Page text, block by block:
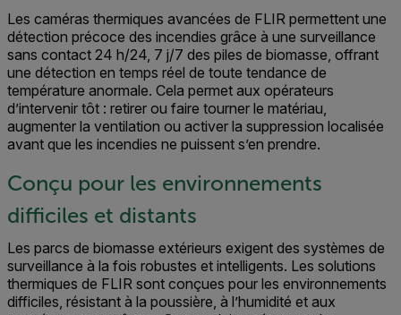
Les caméras thermiques avancées de FLIR permettent une
détection précoce des incendies grâce à une surveillance
sans contact 24 h/24, 7 j/7 des piles de biomasse, offrant
une détection en temps réel de toute tendance de
température anormale. Cela permet aux opérateurs
d’intervenir tôt : retirer ou faire tourner le matériau,
augmenter la ventilation ou activer la suppression localisée
avant que les incendies ne puissent s’en prendre.
Conçu pour les environnements
difficiles et distants
Les parcs de biomasse extérieurs exigent des systèmes de
surveillance à la fois robustes et intelligents. Les solutions
thermiques de FLIR sont conçues pour les environnements
difficiles, résistant à la poussière, à l’humidité et aux